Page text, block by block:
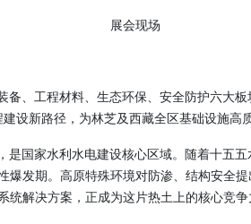
展会现场
备、工程材料、生态环保、安全防护六大
设新路径，为林芝及西藏全区基础设施高
是国家水利水电建设核心区域。随着十五
爆发期。高原特殊环境对防渗、结构安全
统解决方案，正成为这片热土上的核心竞争